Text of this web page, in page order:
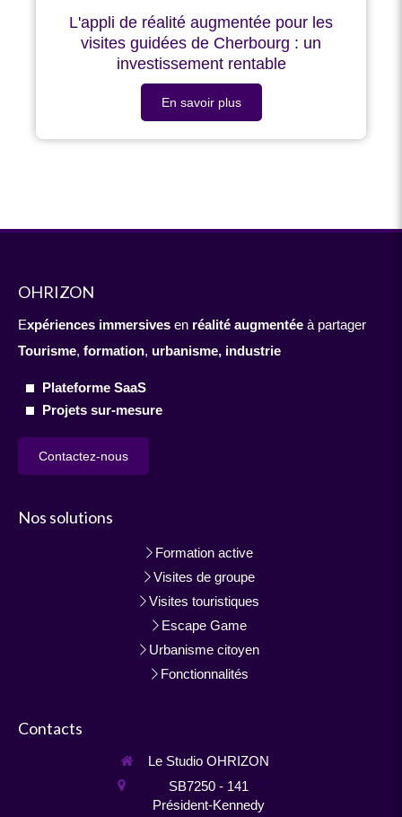
L'appli de réalité augmentée pour les
visites guidées de Cherbourg : un
investissement rentable
En savoir plus
OHRIZON
Expériences immersives en réalité augmentée à partager
Tourisme, formation, urbanisme, industrie
Plateforme SaaS
Projets sur-mesure
Contactez-nous
Nos solutions
Formation active
Visites de groupe
Visites touristiques
Escape Game
Urbanisme citoyen
Fonctionnalités
Contacts
Le Studio OHRIZON
SB7250 - 141
Président-Kennedy